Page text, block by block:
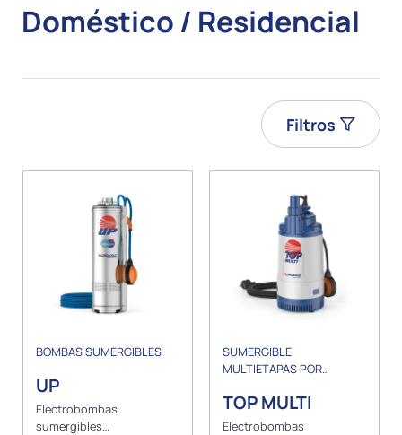
Doméstico / Residencial
Filtros
BOMBAS SUMERGIBLES
UP
Electrobombas
sumergibles
SUMERGIBLE
MULTIETAPAS POR
TOP MULTI
Electrobombas